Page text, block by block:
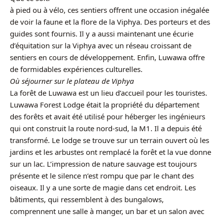
à pied ou à vélo, ces sentiers offrent une occasion inégalée
de voir la faune et la flore de la Viphya. Des porteurs et des
guides sont fournis. Il y a aussi maintenant une écurie
d’équitation sur la Viphya avec un réseau croissant de
sentiers en cours de développement. Enfin, Luwawa offre
de formidables expériences culturelles.
Où séjourner sur le plateau de Viphya
La forêt de Luwawa est un lieu d’accueil pour les touristes.
Luwawa Forest Lodge était la propriété du département
des forêts et avait été utilisé pour héberger les ingénieurs
qui ont construit la route nord-sud, la M1. Il a depuis été
transformé. Le lodge se trouve sur un terrain ouvert où les
jardins et les arbustes ont remplacé la forêt et la vue donne
sur un lac. L’impression de nature sauvage est toujours
présente et le silence n’est rompu que par le chant des
oiseaux. Il y a une sorte de magie dans cet endroit. Les
bâtiments, qui ressemblent à des bungalows,
comprennent une salle à manger, un bar et un salon avec